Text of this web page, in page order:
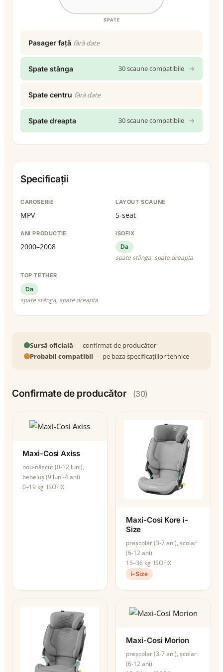
SPATE
Pasager față fără date
Spate stânga 30 scaune compatibile →
Spate centru fără date
Spate dreapta 30 scaune compatibile →
Specificații
CAROSERIE
MPV
LAYOUT SCAUNE
5-seat
ANI PRODUCȚIE
2000–2008
ISOFIX
Da
spate stânga, spate dreapta
TOP TETHER
Da
spate stânga, spate dreapta
Sursă oficială — confirmat de producător
Probabil compatibil — pe baza specificațiilor tehnice
Confirmate de producător (30)
Maxi-Cosi Axiss
nou-născut (0-12 luni),
bebeluș (9 luni-4 ani)
0–19 kg ISOFIX
Maxi-Cosi Kore i-
Size
preșcolar (3-7 ani), școlar
(6-12 ani)
15–36 kg ISOFIX
i-Size
Maxi-Cosi Morion
preșcolar (3-7 ani), școlar
(6-12 ani)